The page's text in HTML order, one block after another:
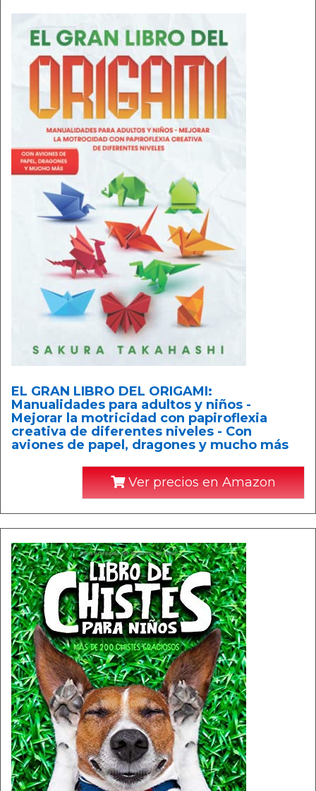
EL GRAN LIBRO DEL ORIGAMI:
Manualidades para adultos y niños -
Mejorar la motricidad con papiroflexia
creativa de diferentes niveles - Con
aviones de papel, dragones y mucho más
Ver precios en Amazon